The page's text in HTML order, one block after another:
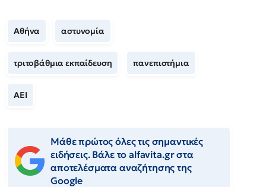
Αθήνα αστυνομία
τριτοβάθμια εκπαίδευση πανεπιστήμια
ΑΕΙ
Μάθε πρώτος όλες τις σημαντικές
ειδήσεις. Βάλε το alfavita.gr στα
αποτελέσματα αναζήτησης της
Google